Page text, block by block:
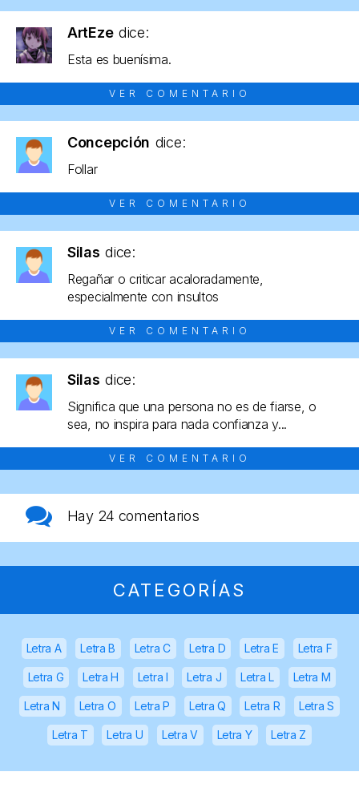
ArtEze dice:
Esta es buenísima.
VER COMENTARIO
Concepción dice:
Follar
VER COMENTARIO
Silas dice:
Regañar o criticar acaloradamente,
especialmente con insultos
VER COMENTARIO
Silas dice:
Significa que una persona no es de fiarse, o
sea, no inspira para nada confianza y...
VER COMENTARIO
Hay 24 comentarios
CATEGORÍAS
Letra A Letra B Letra C Letra D Letra E Letra F
Letra G Letra H Letra I Letra J Letra L Letra M
Letra N Letra O Letra P Letra Q Letra R Letra S
Letra T Letra U Letra V Letra Y Letra Z